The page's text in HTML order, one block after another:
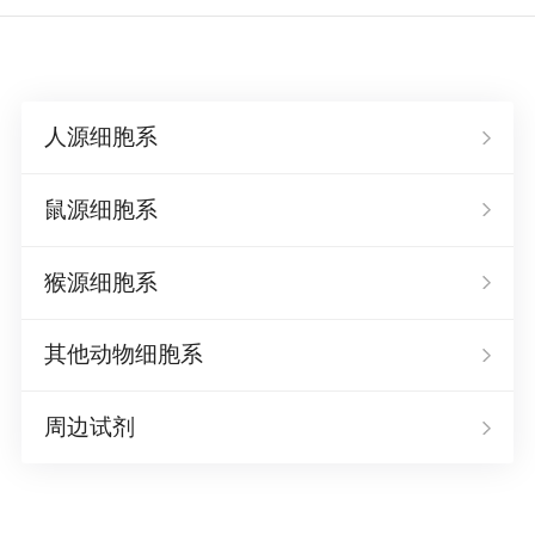
人源细胞系
鼠源细胞系
猴源细胞系
其他动物细胞系
周边试剂